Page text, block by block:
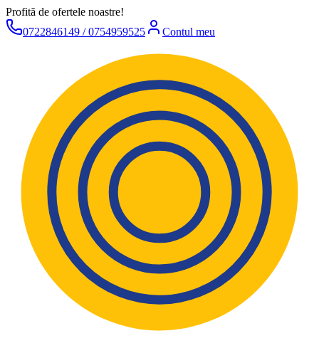
Profită de ofertele noastre!
0722846149 / 0754959525
Contul meu